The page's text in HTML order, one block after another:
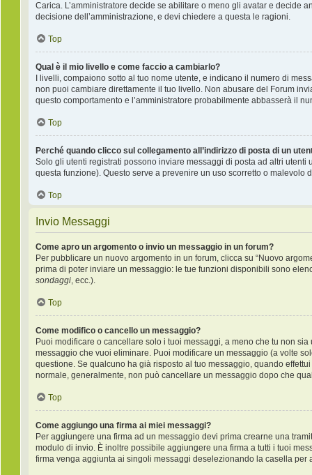
Carica. L’amministratore decide se abilitare o meno gli avatar e decide
decisione dell’amministrazione, e devi chiedere a questa le ragioni.
Top
Qual è il mio livello e come faccio a cambiarlo?
I livelli, compaiono sotto al tuo nome utente, e indicano il numero di
non puoi cambiare direttamente il tuo livello. Non abusare del Forum
questo comportamento e l’amministratore probabilmente abbasserà il
Top
Perché quando clicco sul collegamento all’indirizzo di posta di un
Solo gli utenti registrati possono inviare messaggi di posta ad altri
questa funzione). Questo serve a prevenire un uso scorretto o malevolo
Top
Invio Messaggi
Come apro un argomento o invio un messaggio in un forum?
Per pubblicare un nuovo argomento in un forum, clicca su “Nuovo
prima di poter inviare un messaggio: le tue funzioni disponibili sono
sondaggi, ecc.).
Top
Come modifico o cancello un messaggio?
Puoi modificare o cancellare solo i tuoi messaggi, a meno che tu non
messaggio che vuoi eliminare. Puoi modificare un messaggio (a volte
questione. Se qualcuno ha già risposto al tuo messaggio, quando
normale, generalmente, non può cancellare un messaggio dopo che
Top
Come aggiungo una firma ai miei messaggi?
Per aggiungere una firma ad un messaggio devi prima crearne una
modulo di invio. È inoltre possibile aggiungere una firma a tutti i tuoi
firma venga aggiunta ai singoli messaggi deselezionando la casella per